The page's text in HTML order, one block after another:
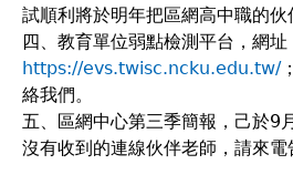
試順利將於明年把區網高中職的伙
四、教育單位弱點檢測平台，網址
https://evs.twisc.ncku.edu.tw/
絡我們。
五、區網中心第三季簡報，己於9
沒有收到的連線伙伴老師，請來電